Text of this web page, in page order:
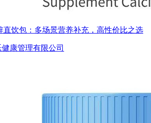
直饮包：多场景营养补充，高性价比之选
康管理有限公司